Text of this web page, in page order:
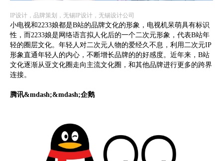
IP设计，品牌策划，无锡IP设计，无锡设计公司
小电视和2233娘都是B站的品牌文化的形象，电视机呆萌具有标识
性，而2233娘是网络语言拟人化后的一个二次元形象，代表B站年
轻的圈层文化。年轻人对二次元人物的爱经久不息，利用二次元IP
形象直通年轻人的内心，不断增长品牌的的好感度。近年来，B站
文化逐渐从亚文化圈走向主流文化圈，和其他品牌进行更多的跨界
连接。
腾讯&mdash;&mdash;企鹅